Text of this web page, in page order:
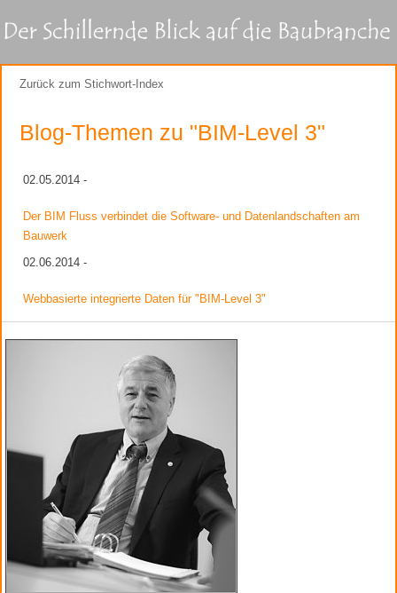
Zurück zum Stichwort-Index
Blog-Themen zu "BIM-Level 3"
02.05.2014 -
Der BIM Fluss verbindet die Software- und Datenlandschaften am
Bauwerk
02.06.2014 -
Webbasierte integrierte Daten für "BIM-Level 3"